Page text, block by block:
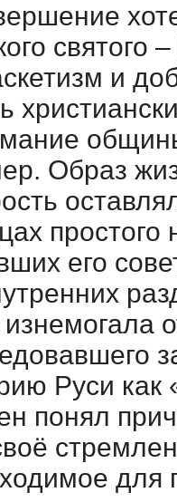
святого
и
Образ
его
Руси
понял
для